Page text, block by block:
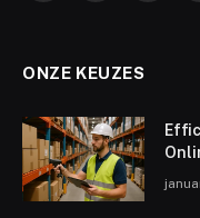
ONZE KEUZES